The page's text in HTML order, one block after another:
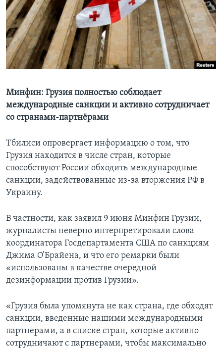
Learning English
СОЦИАЛЬНЫЕ СЕТИ
Языки
Минфин: Грузия полностью соблюдает
международные санкции и активно сотрудничает
со странами-партнёрами
Тбилиси опровергает информацию о том, что
Грузия находится в числе стран, которые
способствуют России обходить международные
санкции, задействованные из-за вторжения РФ в
Украину.
В частности, как заявил 9 июня Минфин Грузии,
журналисты неверно интерпретировали слова
координатора Госдепартамента США по санкциям
Джима О’Брайена, и что его ремарки были
«использованы в качестве очередной
дезинформации против Грузии».
«Грузия была упомянута не как страна, где обходят
санкции, введенные нашими международными
партнерами, а в списке стран, которые активно
сотрудничают с партнерами, чтобы максимально